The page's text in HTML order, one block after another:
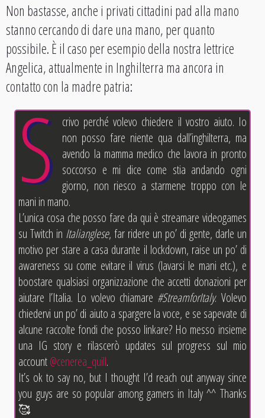
Non bastasse, anche i privati cittadini pad alla mano
stanno cercando di dare una mano, per quanto
possibile. È il caso per esempio della nostra lettrice
Angelica, attualmente in Inghilterra ma ancora in
contatto con la madre patria:
S crivo perché volevo chiedere il vostro aiuto. Io
non posso fare niente qua dall’inghilterra, ma
avendo la mamma medico che lavora in pronto
soccorso e mi dice come stia andando ogni
giorno, non riesco a starmene troppo con le
mani in mano.
L’unica cosa che posso fare da qui è streamare videogames
su Twitch in Italianglese, far ridere un po’ di gente, darle un
motivo per stare a casa durante il lockdown, raise un po’ di
awareness su come evitare il virus (lavarsi le mani etc.), e
boostare qualsiasi organizzazione che accetti donazioni per
aiutare l’Italia. Lo volevo chiamare #StreamforItaly. Volevo
chiedervi un po’ di aiuto a spargere la voce, e se sapevate di
alcune raccolte fondi che posso linkare? Ho messo insieme
una IG story e rilascerò updates sul progress sul mio
account@cenerea_quill.
It’s ok to say no, but I thought I’d reach out anyway since
you guys are so popular among gamers in Italy ^^ Thanks
🥰